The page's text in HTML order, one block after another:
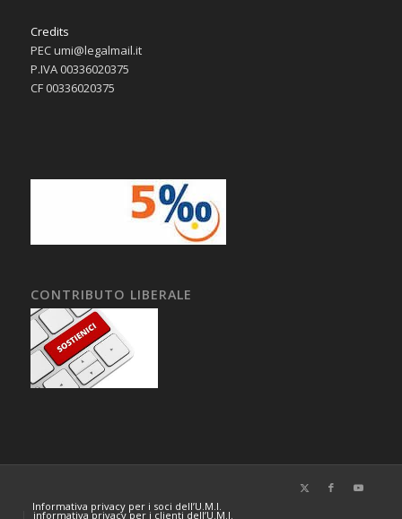
Credits
PEC umi@legalmail.it
P.IVA 00336020375
CF 00336020375
CONTRIBUTO LIBERALE
Informativa privacy per i soci dell’U.M.I.
informativa privacy per i clienti dell’U.M.I.